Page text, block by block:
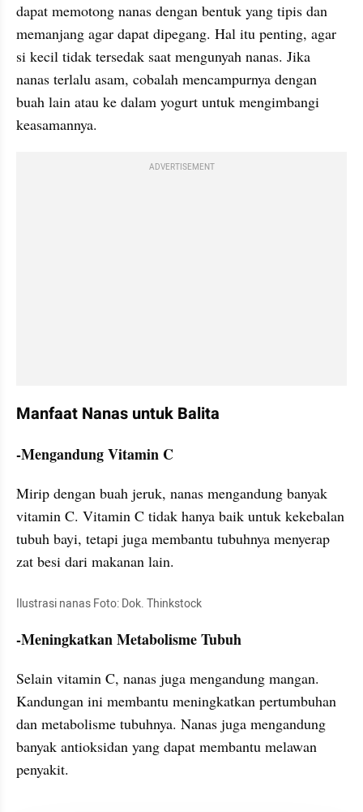
dapat memotong nanas dengan bentuk yang tipis dan
memanjang agar dapat dipegang. Hal itu penting, agar
si kecil tidak tersedak saat mengunyah nanas. Jika
nanas terlalu asam, cobalah mencampurnya dengan
buah lain atau ke dalam yogurt untuk mengimbangi
keasamannya.
ADVERTISEMENT
Manfaat Nanas untuk Balita
-Mengandung Vitamin C
Mirip dengan buah jeruk, nanas mengandung banyak
vitamin C. Vitamin C tidak hanya baik untuk kekebalan
tubuh bayi, tetapi juga membantu tubuhnya menyerap
zat besi dari makanan lain.
Ilustrasi nanas Foto: Dok. Thinkstock
-Meningkatkan Metabolisme Tubuh
Selain vitamin C, nanas juga mengandung mangan.
Kandungan ini membantu meningkatkan pertumbuhan
dan metabolisme tubuhnya. Nanas juga mengandung
banyak antioksidan yang dapat membantu melawan
penyakit.